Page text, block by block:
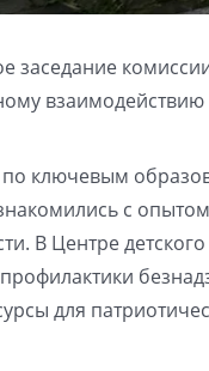
заседание
взаимодействию
ключевым
с
В Центре
для